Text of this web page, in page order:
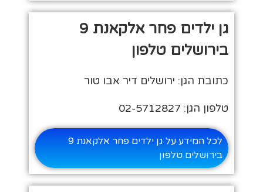
גן ילדים פחר אלקאנת 9
בירושלים טלפון
כתובת הגן: ירושלים דיר אבו טור
טלפון הגן: 02-5712827
לכל המידע על גן ילדים פחר אלקאנת 9
בירושלים טלפון